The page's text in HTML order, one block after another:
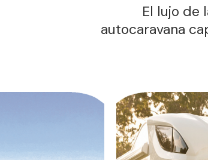
El lujo de
autocaravana